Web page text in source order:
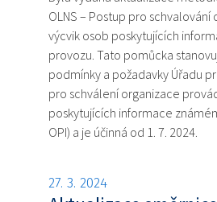
OLNS – Postup pro schvalování
výcvik osob poskytujících
provozu. Tato pomůcka
podmínky a požadavky Úřadu
pro schválení organizace
poskytujících informace
OPI) a je účinná od 1. 7. 2024.
27. 3. 2024